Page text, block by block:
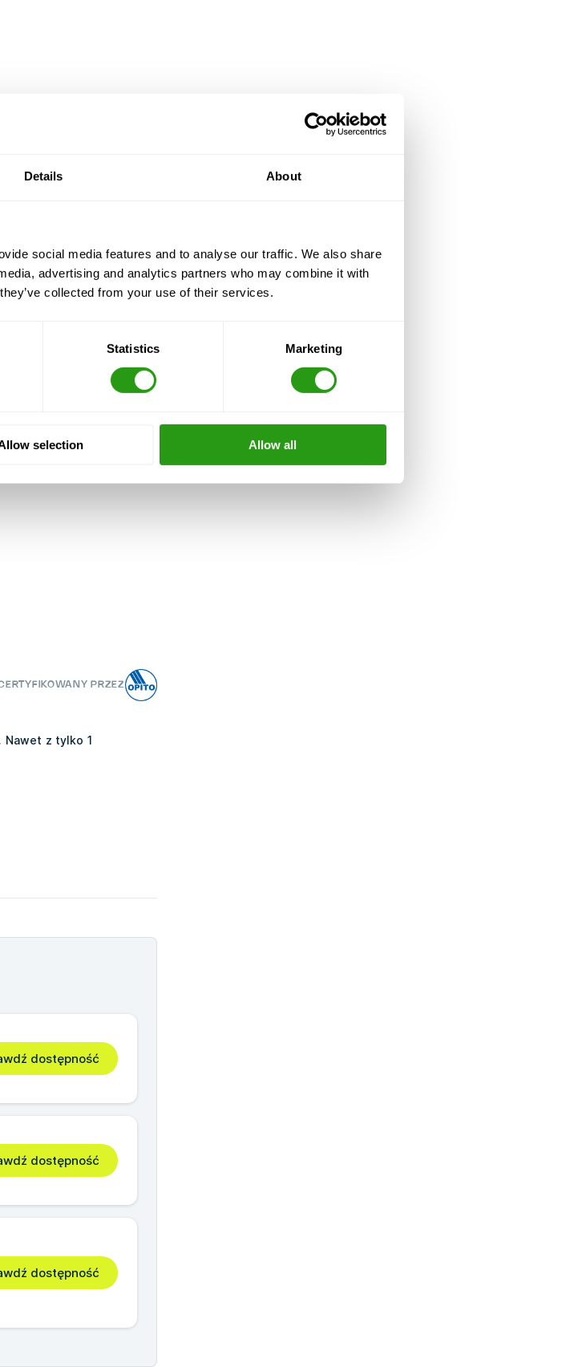
Details About
social media features and to analyse our traffic. We also share
advertising and analytics partners who may combine it with
collected from your use of their services.
Statistics Marketing
selection Allow all
PRZEZ
Nawet z tylko 1
dostępność
dostępność
dostępność